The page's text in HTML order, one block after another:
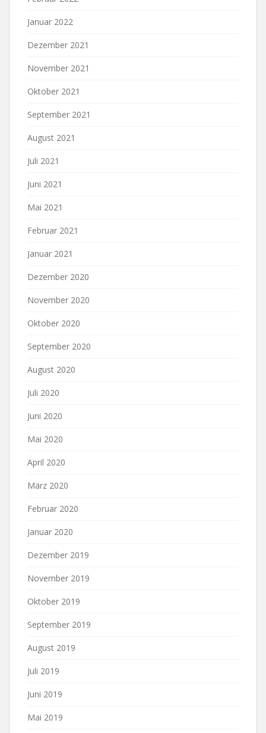
Januar 2022
Dezember 2021
November 2021
Oktober 2021
September 2021
August 2021
Juli 2021
Juni 2021
Mai 2021
Februar 2021
Januar 2021
Dezember 2020
November 2020
Oktober 2020
September 2020
August 2020
Juli 2020
Juni 2020
Mai 2020
April 2020
März 2020
Februar 2020
Januar 2020
Dezember 2019
November 2019
Oktober 2019
September 2019
August 2019
Juli 2019
Juni 2019
Mai 2019